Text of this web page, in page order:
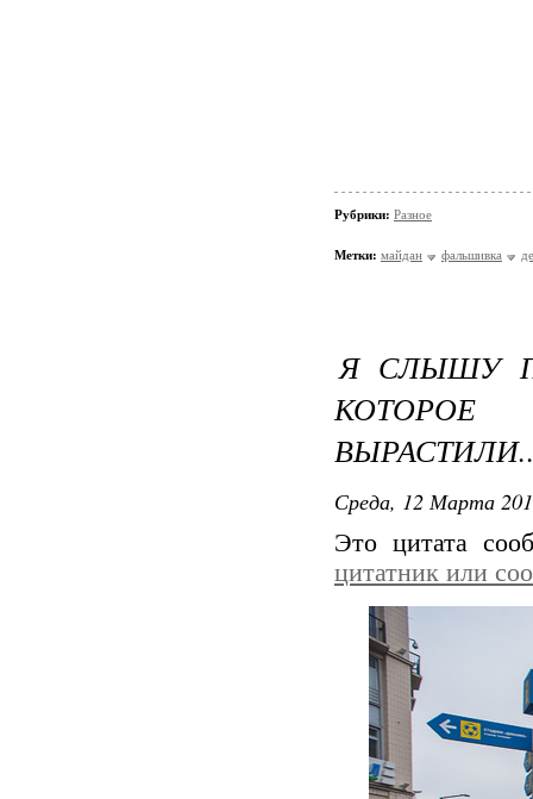
Рубрики: Разное
Метки: майдан фальшивка
Я СЛЫШУ
Среда, 12 Марта
Это цитата
цитатник или